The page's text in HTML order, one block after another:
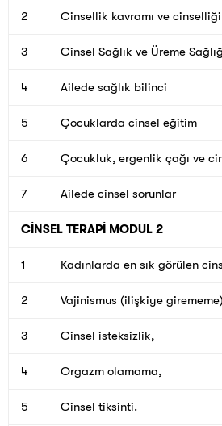
2 Cinsellik kavramı ve
3 Cinsel Sağlık ve Üreme
4 Ailede sağlık bilinci
5 Çocuklarda cinsel eğitim
6 Çocukluk, ergenlik çağı ve
7 Ailede cinsel sorunlar
CİNSEL TERAPİ MODUL 2
1 Kadınlarda en sık görülen
2 Vajinismus (ilişkiye
3 Cinsel isteksizlik,
4 Orgazm olamama,
5 Cinsel tiksinti.